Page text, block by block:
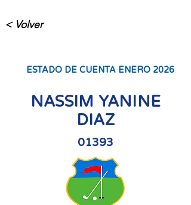
< Volver
ESTADO DE CUENTA ENERO 2026
NASSIM YANINE
DIAZ
01393